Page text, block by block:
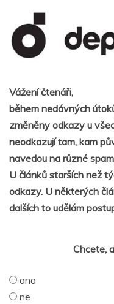
Vážení čtenáři,
během nedávných
změněny odkazy u
neodkazují tam, kam
navedou na různé
U článků starších než
odkazy. U některých
dalších to udělám
Chcete,
ano
ne